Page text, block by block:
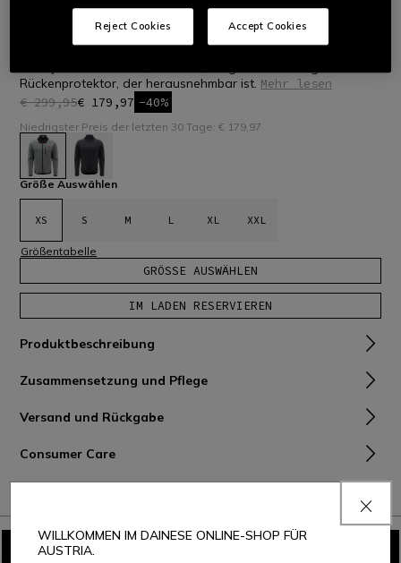
STARTSEITE OUTLET SKI UNTERWÄSCHE
LETZTE GRÖSSEN
HP CORE S+
Rückenprotektor, der herausnehmbar ist. Mehr lesen
€ 299,95€ 179,97 -40%
Niedrigster Preis der letzten 30 Tage: € 179,97
ausgewählt
Größe Auswählen
XS S M L XL XXL
Größentabelle
GRÖSSE AUSWÄHLEN
IM LADEN RESERVIEREN
Produktbeschreibung
Zusammensetzung und Pflege
Versand und Rückgabe
Consumer Care
WILLKOMMEN IM DAINESE ONLINE-SHOP FÜR
AUSTRIA.
Reject Cookies Accept Cookies